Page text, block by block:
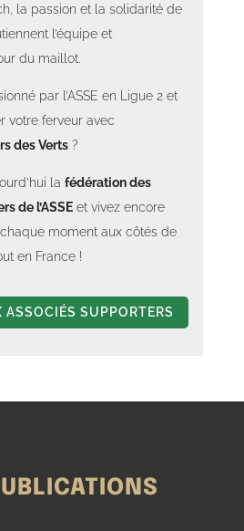
la passion et la solidarité de
l’équipe et
du maillot.
par l’ASSE en Ligue 2 et
votre ferveur avec
des Verts ?
la fédération des
de l’ASSE et vivez encore
moment aux côtés de
en France !
ASSOCIÉS SUPPORTERS